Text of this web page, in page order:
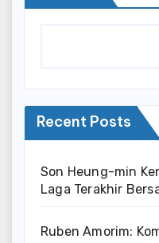
Recent Posts
Son Heung-min
Laga Terakhir
Ruben Amorim: